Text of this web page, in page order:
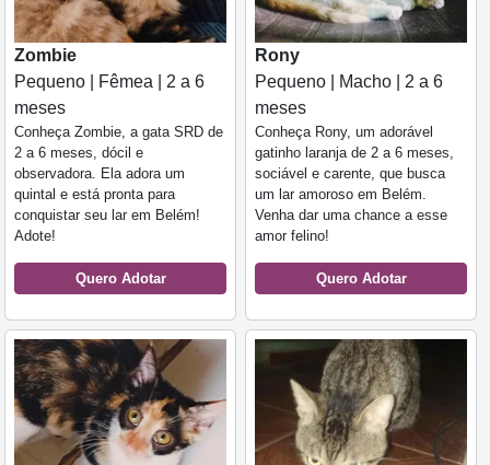
Zombie
Pequeno | Fêmea | 2 a 6
meses
Conheça Zombie, a gata SRD de
2 a 6 meses, dócil e
observadora. Ela adora um
quintal e está pronta para
conquistar seu lar em Belém!
Adote!
Quero Adotar
Rony
Pequeno | Macho | 2 a 6
meses
Conheça Rony, um adorável
gatinho laranja de 2 a 6 meses,
sociável e carente, que busca
um lar amoroso em Belém.
Venha dar uma chance a esse
amor felino!
Quero Adotar